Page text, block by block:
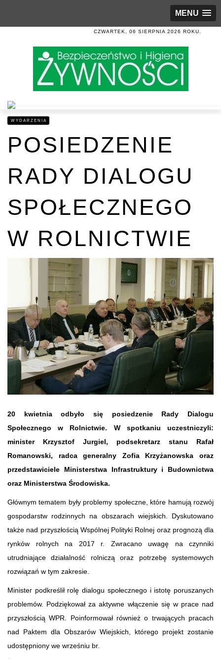
MENU
CZWARTEK, 06 SIERPNIA 2026 ROKU.
WYDARZENIA
POSIEDZENIE
RADY DIALOGU
SPOŁECZNEGO
W ROLNICTWIE
20 kwietnia odbyło się posiedzenie Rady Dialogu
Społecznego w Rolnictwie. W spotkaniu uczestniczyli:
minister Krzysztof Jurgiel, podsekretarz stanu Rafał
Romanowski, radca generalny Zofia Krzyżanowska oraz
przedstawiciele Ministerstwa Infrastruktury i Budownictwa
oraz Ministerstwa Środowiska.
Głównym tematem były problemy społeczne, które hamują rozwój
gospodarstw rodzinnych na obszarach wiejskich. Dyskutowano
także nad przyszłością Wspólnej Polityki Rolnej oraz prognozą dla
rynków rolnych na 2017 r. Zwracano uwagę na czynniki
utrudniające działalność rolniczą oraz potrzebę systemowych
rozwiązań w tym zakresie.
Minister podkreślił rolę dialogu społecznego i istotę poruszanych
problemów. Podziękował za aktywne włączenie się w prace nad
przyszłością WPR. Poinformował również o trwających pracach
nad Paktem dla Obszarów Wiejskich, którego projekt zostanie
udostępniony we wrześniu br.